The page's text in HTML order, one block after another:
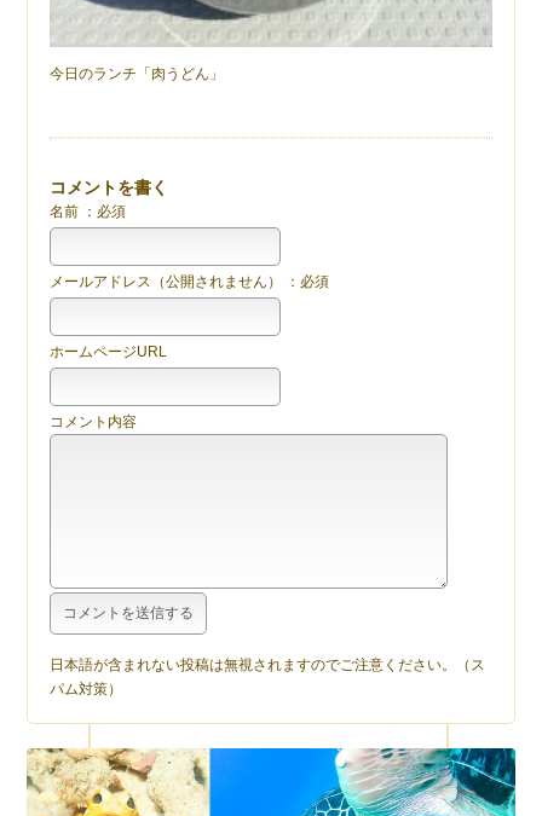
今日のランチ「肉うどん」
コメントを書く
名前 ：必須
メールアドレス（公開されません） ：必須
ホームページURL
コメント内容
日本語が含まれない投稿は無視されますのでご注意ください。（ス
パム対策）